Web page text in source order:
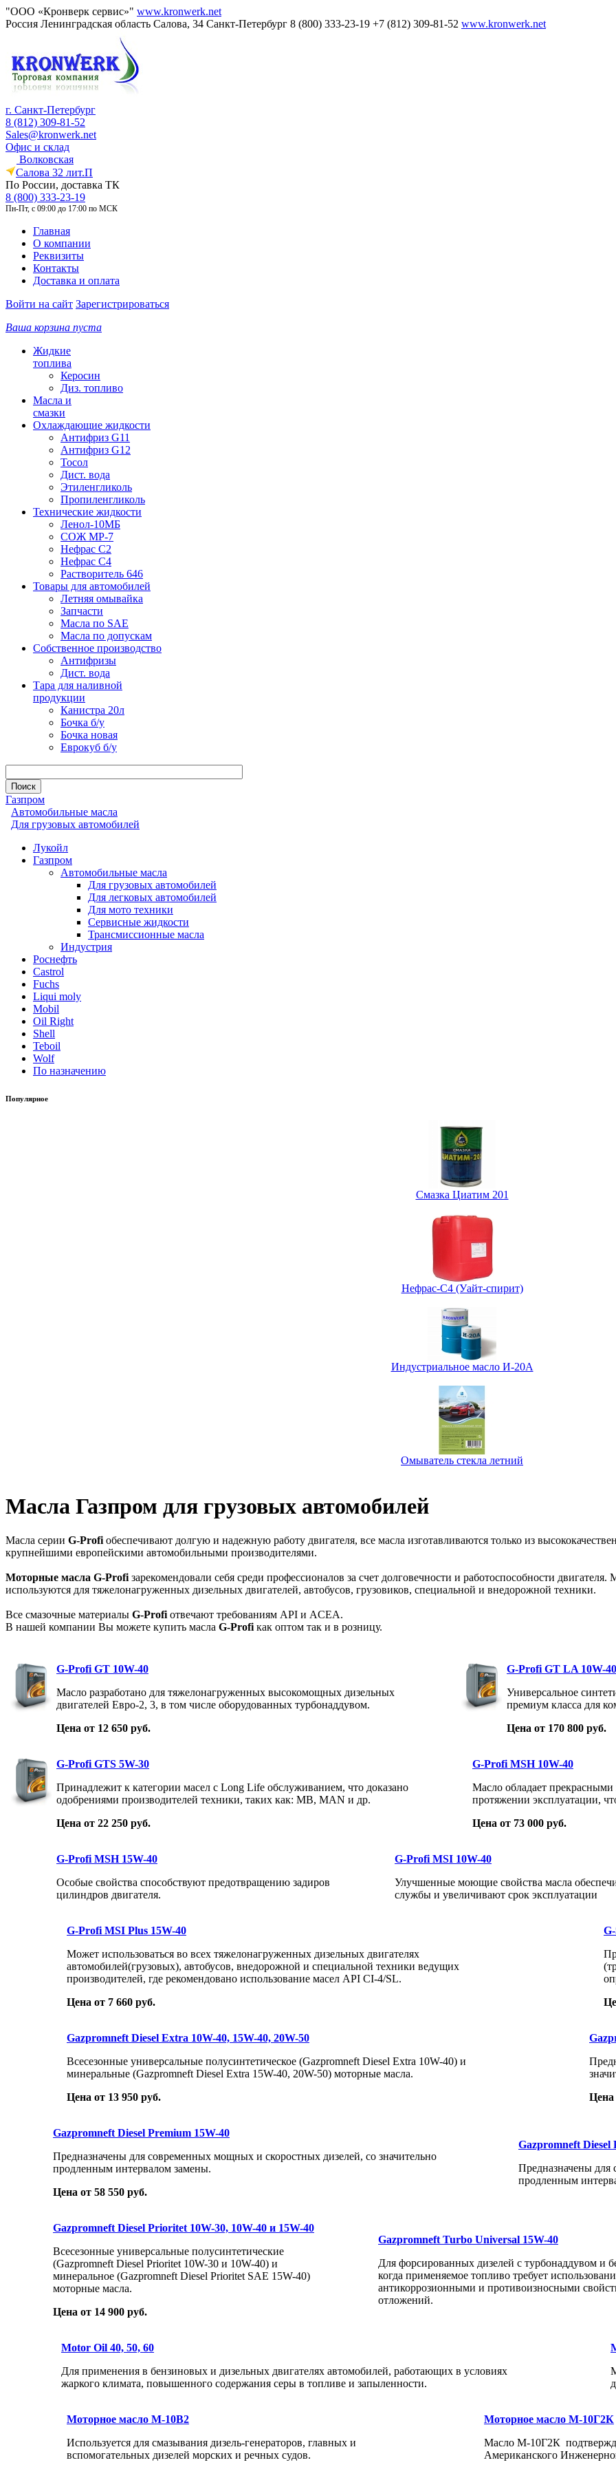
"ООО «Кронверк сервис»" www.kronwerk.net
Россия Ленинградская область Салова, 34 Санкт-Петербург 8 (800) 333-23-19 +7 (812) 309-81-52 www.kronwerk.net
г. Санкт-Петербург
8 (812) 309-81-52
Sales@kronwerk.net
Офис и склад
Волковская
Салова 32 лит.П
По России, доставка ТК
8 (800) 333-23-19
Пн-Пт, с 09:00 до 17:00 по МСК
Главная
О компании
Реквизиты
Контакты
Доставка и оплата
Войти на сайт Зарегистрироваться
Ваша корзина пуста
Жидкие
топлива
Керосин
Диз. топливо
Масла и
смазки
Охлаждающие жидкости
Антифриз G11
Антифриз G12
Тосол
Дист. вода
Этиленгликоль
Пропиленгликоль
Технические жидкости
Ленол-10МБ
СОЖ МР-7
Нефрас С2
Нефрас С4
Растворитель 646
Товары для автомобилей
Летняя омывайка
Запчасти
Масла по SAE
Масла по допускам
Собственное производство
Антифризы
Дист. вода
Тара для наливной
продукции
Канистра 20л
Бочка б/у
Бочка новая
Еврокуб б/у
Газпром
Автомобильные масла
Для грузовых автомобилей
Лукойл
Газпром
Автомобильные масла
Для грузовых автомобилей
Для легковых автомобилей
Для мото техники
Сервисные жидкости
Трансмиссионные масла
Индустрия
Роснефть
Castrol
Fuchs
Liqui moly
Mobil
Oil Right
Shell
Teboil
Wolf
По назначению
Популярное
Смазка Циатим 201
Нефрас-С4 (Уайт-спирит)
Индустриальное масло И-20А
Омыватель стекла летний
Масла Газпром для грузовых автомобилей
Масла серии G-Profi обеспечивают долгую и надежную работу двигателя, все масла изготавливаются только из
крупнейшими европейскими автомобильными производителями.
Моторные масла G-Profi зарекомендовали себя среди профессионалов за счет долговечности и работоспособности
используются для тяжелонагруженных дизельных двигателей, автобусов, грузовиков, специальной и внедорожной техники.
Все смазочные материалы G-Profi отвечают требованиям API и ACEA.
В нашей компании Вы можете купить масла G-Profi как оптом так и в розницу.
G-Profi GT 10W-40
Масло разработано для тяжелонагруженных высокомощных дизельных
двигателей Евро-2, 3, в том числе оборудованных турбонаддувом.
Цена от 12 650 руб.
G-Profi GT LA 10W-40
Универсальное
премиум класса для
Цена от 170 800 руб.
G-Profi GTS 5W-30
Принадлежит к категории масел с Long Life обслуживанием, что доказано
одобрениями производителей техники, таких как: MB, MAN и др.
Цена от 22 250 руб.
G-Profi MSH 10W-40
Масло обладает
протяжении эксплуатации,
Цена от 73 000 руб.
G-Profi MSH 15W-40
Особые свойства способствуют предотвращению задиров
цилиндров двигателя.
G-Profi MSI 10W-40
Улучшенные моющие свойства масла
службы и увеличивают срок эксплуатации
G-Profi MSI Plus 15W-40
Может использоваться во всех тяжелонагруженных дизельных двигателях
автомобилей(грузовых), автобусов, внедорожной и специальной техники ведущих
производителей, где рекомендовано использование масел API CI-4/SL.
Цена от 7 660 руб.
Gazpromneft Diesel Extra 10W-40, 15W-40, 20W-50
Всесезонные универсальные полусинтетическое (Gazpromneft Diesel Extra 10W-40) и
минеральные (Gazpromneft Diesel Extra 15W-40, 20W-50) моторные масла.
Цена от 13 950 руб.
Цена
Gazpromneft Diesel Premium 15W-40
Предназначены для современных мощных и скоростных дизелей, со значительно
продленным интервалом замены.
Цена от 58 550 руб.
Gazpromneft Diesel
Предназначены для
продленным
Gazpromneft Diesel Prioritet 10W-30, 10W-40 и 15W-40
Всесезонные универсальные полусинтетические
(Gazpromneft Diesel Prioritet 10W-30 и 10W-40) и
минеральное (Gazpromneft Diesel Prioritet SAE 15W-40)
моторные масла.
Цена от 14 900 руб.
Gazpromneft Turbo Universal 15W-40
Для форсированных дизелей с турбонаддувом и
когда применяемое топливо требует
антикоррозионными и противоизносными
отложений.
Motor Oil 40, 50, 60
Для применения в бензиновых и дизельных двигателях автомобилей, работающих в условиях
жаркого климата, повышенного содержания серы в топливе и запыленности.
Моторное масло М-10В2
Используется для смазывания дизель-генераторов, главных и
вспомогательных дизелей морских и речных судов.
Моторное масло М-10Г2К
Масло М-10Г2К
Американского